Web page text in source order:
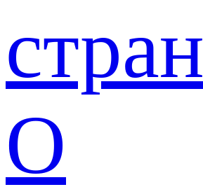
О